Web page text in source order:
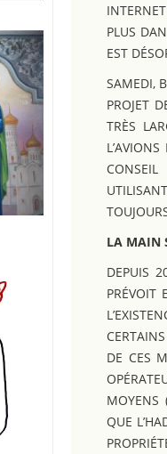
PLUS
EST
SAMEDI,
PROJET
TRÈS
LA MAIN
DEPUIS
PRÉVOIT
DE CES
MOYENS
QUE